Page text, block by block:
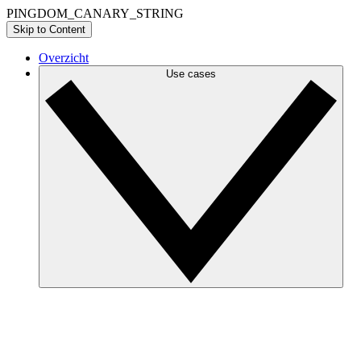
PINGDOM_CANARY_STRING
Skip to Content
Overzicht
Use cases